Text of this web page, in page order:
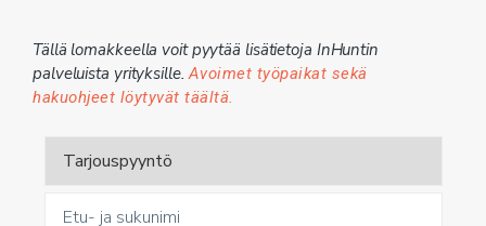
Tällä lomakkeella voit pyytää lisätietoja InHuntin
palveluista yrityksille.Avoimet työpaikat sekä
hakuohjeet löytyvät täältä.